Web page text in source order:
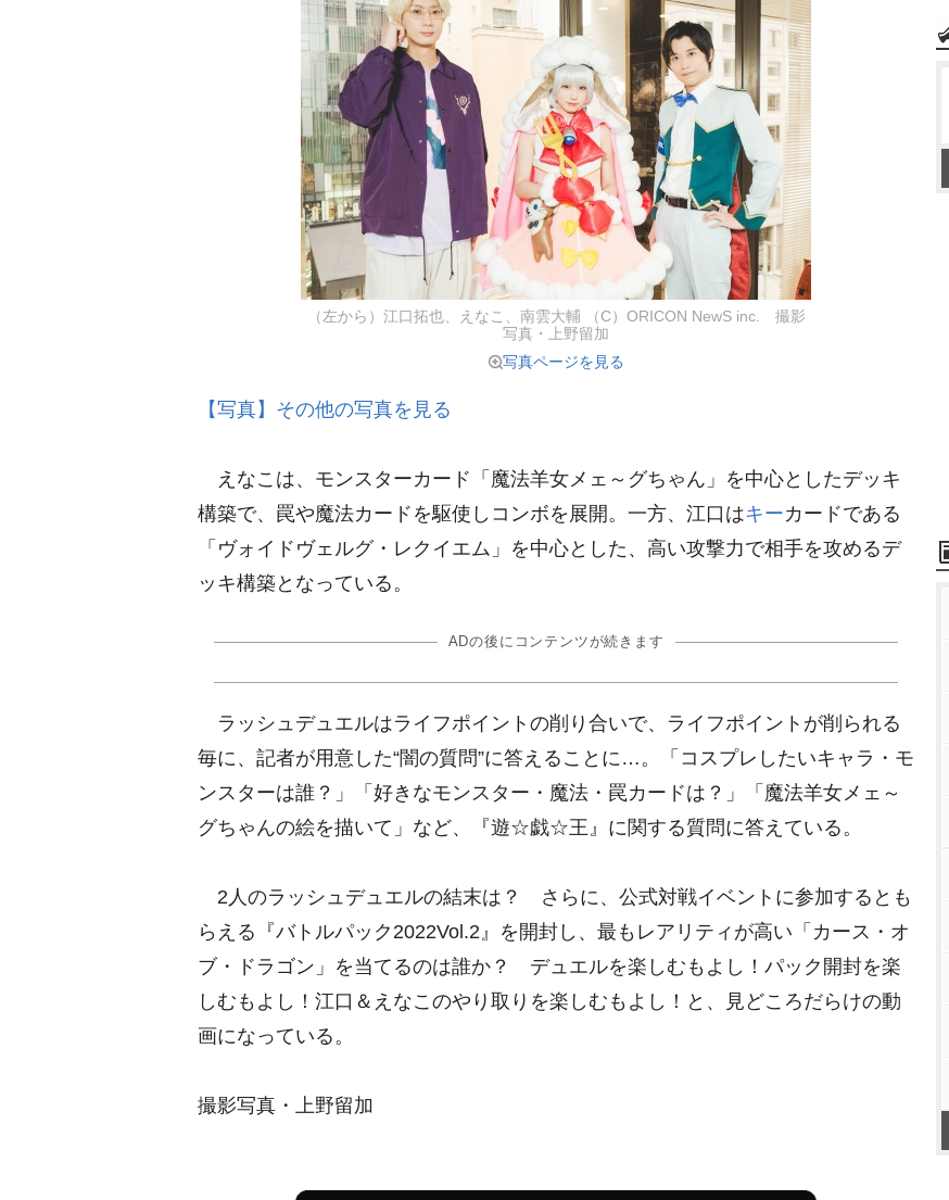
（左から）江口拓也、えなこ、南雲大輔 （C）ORICON NewS inc. 撮影
写真・上野留加
写真ページを見る
【写真】その他の写真を見る
えなこは、モンスターカード「魔法羊女メェ～グちゃん」を中心としたデッキ
構築で、罠や魔法カードを駆使しコンボを展開。一方、江口はキーカードである
「ヴォイドヴェルグ・レクイエム」を中心とした、高い攻撃力で相手を攻めるデ
ッキ構築となっている。
ADの後にコンテンツが続きます
ラッシュデュエルはライフポイントの削り合いで、ライフポイントが削られる
毎に、記者が用意した“闇の質問”に答えることに…。「コスプレしたいキャラ・モ
ンスターは誰？」「好きなモンスター・魔法・罠カードは？」「魔法羊女メェ～
グちゃんの絵を描いて」など、『遊☆戯☆王』に関する質問に答えている。
2人のラッシュデュエルの結末は？ さらに、公式対戦イベントに参加するとも
らえる『バトルパック2022Vol.2』を開封し、最もレアリティが高い「カース・オ
ブ・ドラゴン」を当てるのは誰か？ デュエルを楽しむもよし！パック開封を楽
しむもよし！江口＆えなこのやり取りを楽しむもよし！と、見どころだらけの動
画になっている。
撮影写真・上野留加